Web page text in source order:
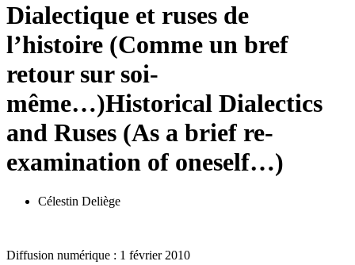
Dialectique et ruses de
l’histoire (Comme un bref
retour sur soi-
même…)Historical Dialectics
and Ruses (As a brief re-
examination of oneself…)
Célestin Deliège
Diffusion numérique : 1 février 2010